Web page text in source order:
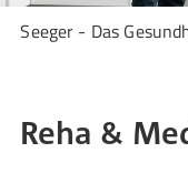
Seeger - Das
Reha &